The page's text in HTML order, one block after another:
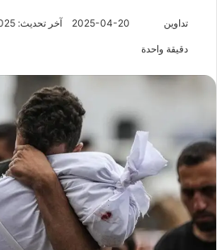
تداوين 2025-04-20 آخر تحديث: 2025-04-20
دقيقة واحدة